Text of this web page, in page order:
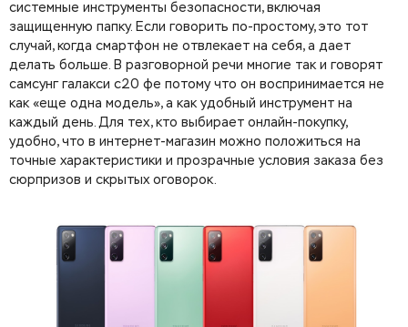
системные инструменты безопасности, включая
защищенную папку. Если говорить по-простому, это тот
случай, когда смартфон не отвлекает на себя, а дает
делать больше. В разговорной речи многие так и говорят
самсунг галакси с20 фе потому что он воспринимается не
как «еще одна модель», а как удобный инструмент на
каждый день. Для тех, кто выбирает онлайн-покупку,
удобно, что в интернет-магазин можно положиться на
точные характеристики и прозрачные условия заказа без
сюрпризов и скрытых оговорок.